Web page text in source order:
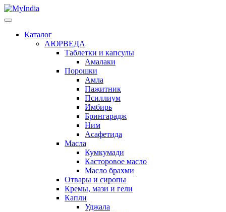
Каталог
АЮРВЕДА
Таблетки и капсулы
Амалаки
Порошки
Амла
Пажитник
Псиллиум
Имбирь
Брингарадж
Ним
Асафетида
Масла
Кумкумади
Касторовое масло
Масло брахми
Отвары и сиропы
Кремы, мази и гели
Капли
Уджала